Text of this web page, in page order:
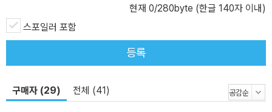
현재 0/280byte (한글 140자 이내)
스포일러 포함
등록
구매자 (29) 전체 (41)